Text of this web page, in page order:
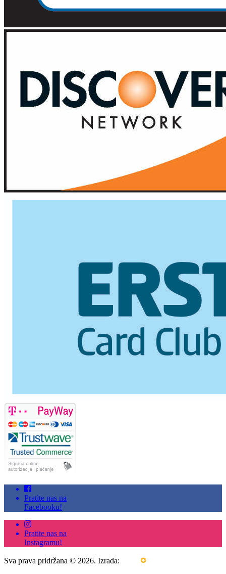
Pratite nas na
Facebooku!
Pratite nas na
Instagramu!
Sva prava pridržana © 2026. Izrada: